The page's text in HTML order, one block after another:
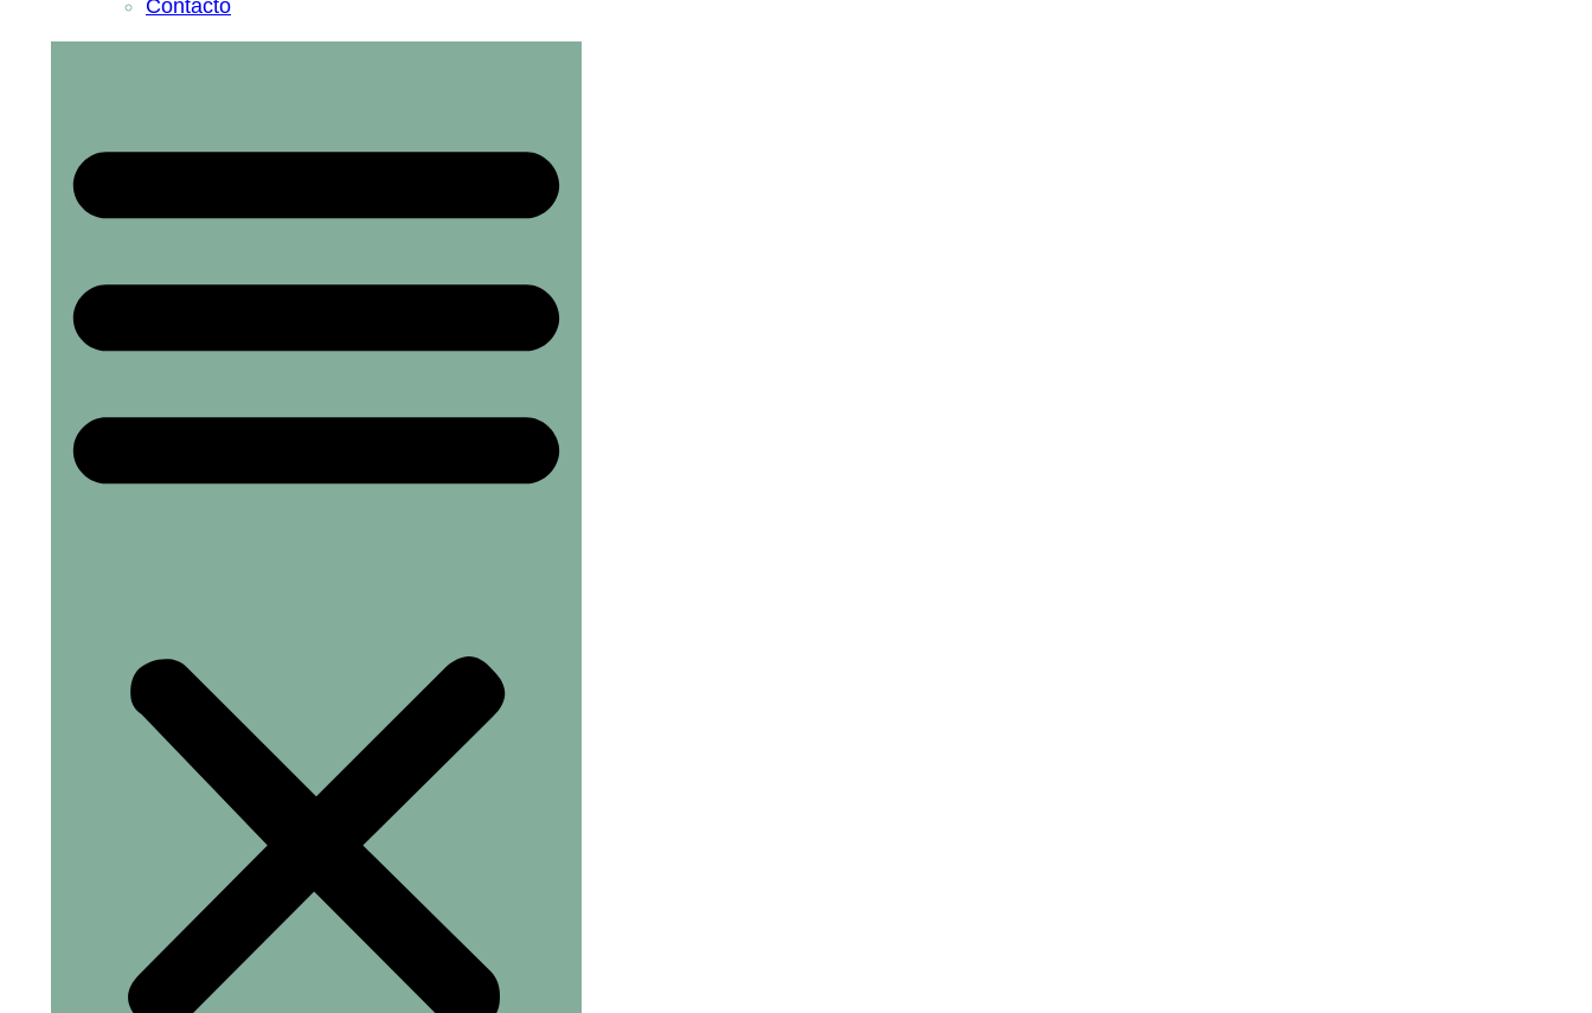
Contacto